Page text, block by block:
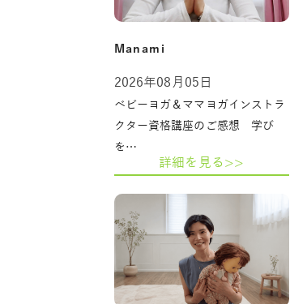
Manami
2026年08月05日
ベビーヨガ＆ママヨガインストラ
クター資格講座のご感想 学び
を…
詳細を見る>>